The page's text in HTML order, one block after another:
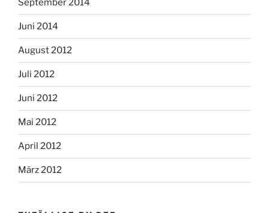
September 2014
Juni 2014
August 2012
Juli 2012
Juni 2012
Mai 2012
April 2012
März 2012